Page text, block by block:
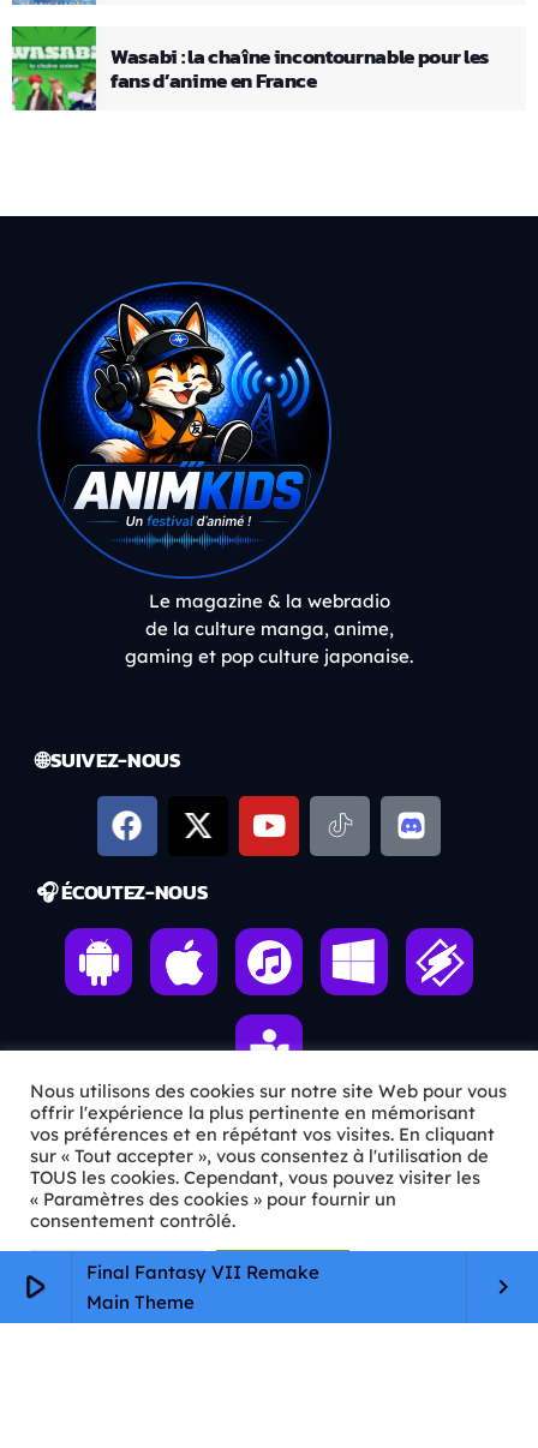
play_arrow
Final Fantasy VII Remake
Main Theme
keyboard_arrow_right
Wasabi : la chaîne incontournable pour les
fans d’anime en France
Le magazine & la webradio
de la culture manga, anime,
gaming et pop culture japonaise.
🌐 SUIVEZ-NOUS
🎧 ÉCOUTEZ-NOUS
ℹ️ INFOS PRATIQUES
✉️Contact
🦊Qui sommes-nous ?
📄
Mentions légales
Nous utilisons des cookies sur notre site Web pour vous
offrir l'expérience la plus pertinente en mémorisant
vos préférences et en répétant vos visites. En cliquant
sur « Tout accepter », vous consentez à l'utilisation de
TOUS les cookies. Cependant, vous pouvez visiter les
« Paramètres des cookies » pour fournir un
consentement contrôlé.
Paramètres Cookie Tout accepter